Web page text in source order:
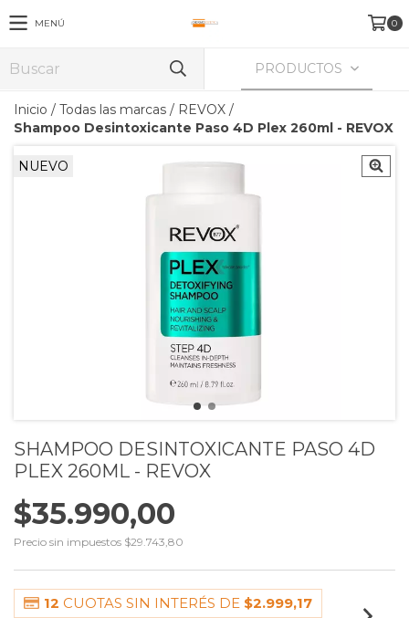
MENÚ 0
PRODUCTOS
Inicio / Todas las marcas / REVOX /
Shampoo Desintoxicante Paso 4D Plex 260ml - REVOX
NUEVO
SHAMPOO DESINTOXICANTE PASO 4D
PLEX 260ML - REVOX
$35.990,00
Precio sin impuestos $29.743,80
12 CUOTAS SIN INTERÉS DE $2.999,17